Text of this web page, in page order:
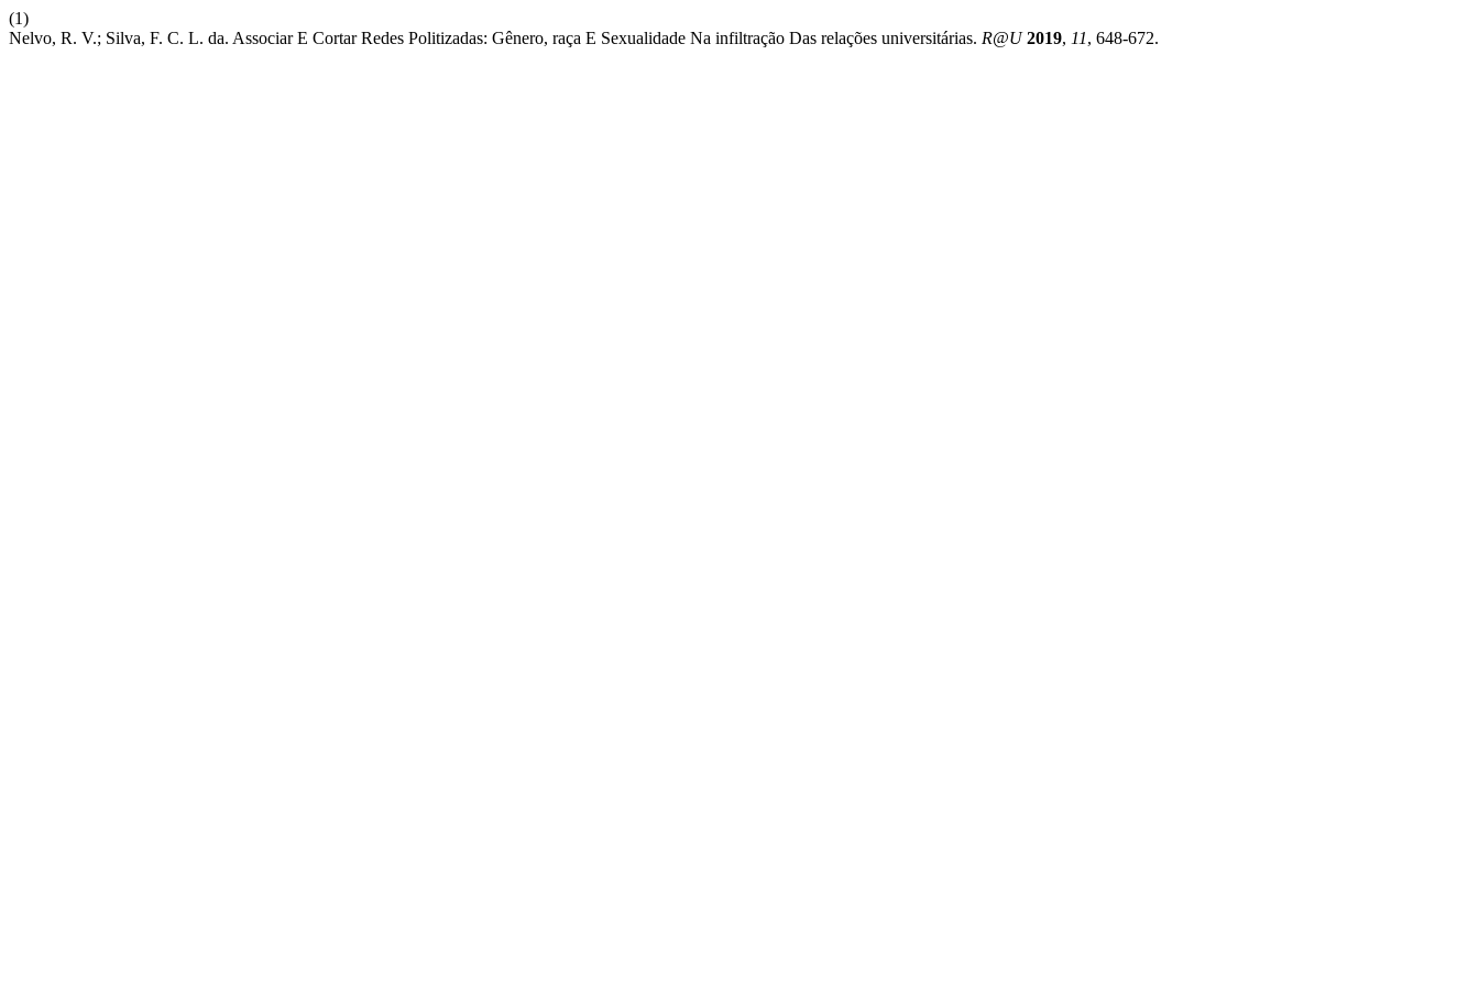
(1)
Nelvo, R. V.; Silva, F. C. L. da. Associar E Cortar Redes Politizadas: Gênero, raça E Sexualidade Na infiltração Das relações universitárias. R@U 2019, 11, 648-672.